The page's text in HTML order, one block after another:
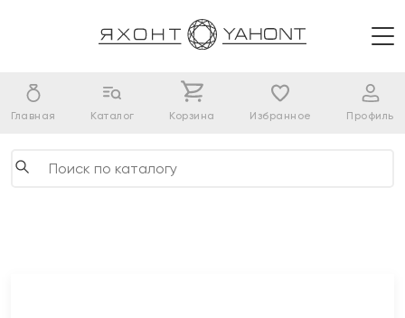
Главная Каталог Корзина Избранное Профиль